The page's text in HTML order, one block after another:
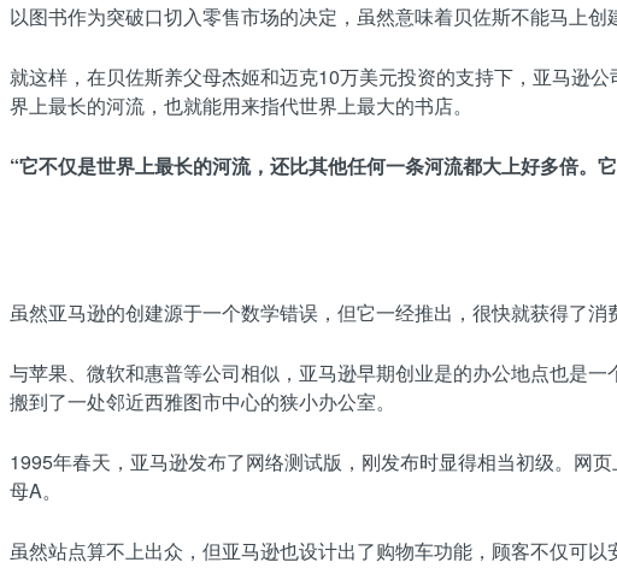
以图书作为突破口切入零售市场的决定，虽然意味着贝佐斯不能马上
就这样，在贝佐斯养父母杰姬和迈克10万美元投资的支持下，亚马逊
界上最长的河流，也就能用来指代世界上最大的书店。
“它不仅是世界上最长的河流，还比其他任何一条河流都大上好多倍。
虽然亚马逊的创建源于一个数学错误，但它一经推出，很快就获得了消
与苹果、微软和惠普等公司相似，亚马逊早期创业是的办公地点也是
搬到了一处邻近西雅图市中心的狭小办公室。
1995年春天，亚马逊发布了网络测试版，刚发布时显得相当初级。网
母A。
虽然站点算不上出众，但亚马逊也设计出了购物车功能，顾客不仅可